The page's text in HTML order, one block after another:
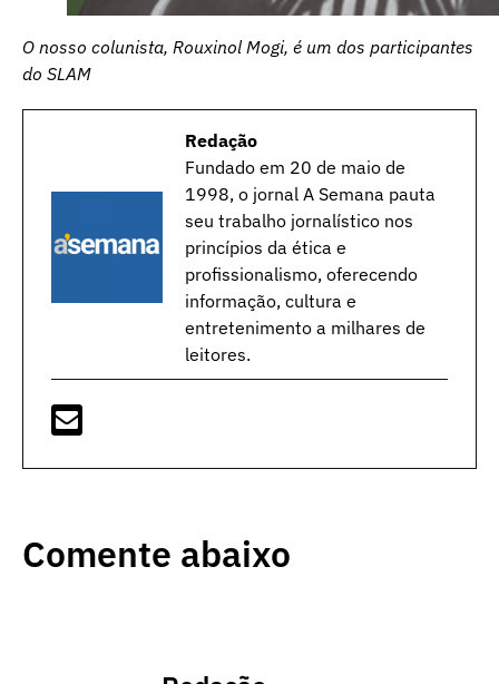
O nosso colunista, Rouxinol Mogi, é um dos participantes
do SLAM
Redação
Fundado em 20 de maio de
1998, o jornal A Semana pauta
seu trabalho jornalístico nos
princípios da ética e
profissionalismo, oferecendo
informação, cultura e
entretenimento a milhares de
leitores.
Comente abaixo